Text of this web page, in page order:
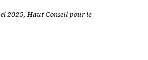
2025, Haut Conseil pour le